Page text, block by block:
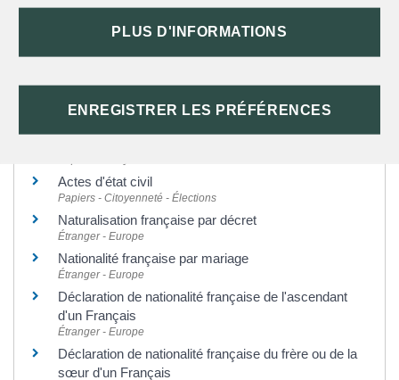
PLUS D'INFORMATIONS
ENREGISTRER LES PRÉFÉRENCES
TEXTES DE RÉFÉRENCE
Carte d'identité
Actes d'état civil
Papiers - Citoyenneté - Élections
Naturalisation française par décret
Étranger - Europe
Nationalité française par mariage
Étranger - Europe
Déclaration de nationalité française de l'ascendant
d'un Français
Étranger - Europe
Déclaration de nationalité française du frère ou de la
sœur d'un Français